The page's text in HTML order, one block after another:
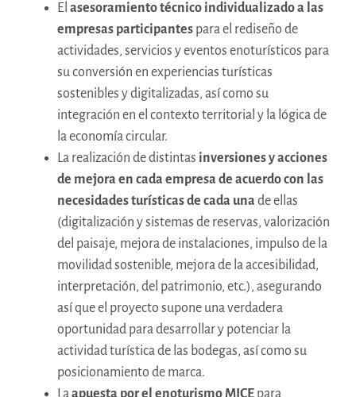
El asesoramiento técnico individualizado a las
empresas participantespara el rediseño de
actividades, servicios y eventos enoturísticos para
su conversión en experiencias turísticas
sostenibles y digitalizadas, así como su
integración en el contexto territorial y la lógica de
la economía circular.
La realización de distintas inversiones y acciones
de mejora en cada empresa de acuerdo con las
necesidades turísticas de cada una de ellas
(digitalización y sistemas de reservas, valorización
del paisaje, mejora de instalaciones, impulso de la
movilidad sostenible, mejora de la accesibilidad,
interpretación, del patrimonio, etc.), asegurando
así que el proyecto supone una verdadera
oportunidad para desarrollar y potenciar la
actividad turística de las bodegas, así como su
posicionamiento de marca.
Laapuesta por el enoturismo MICEpara